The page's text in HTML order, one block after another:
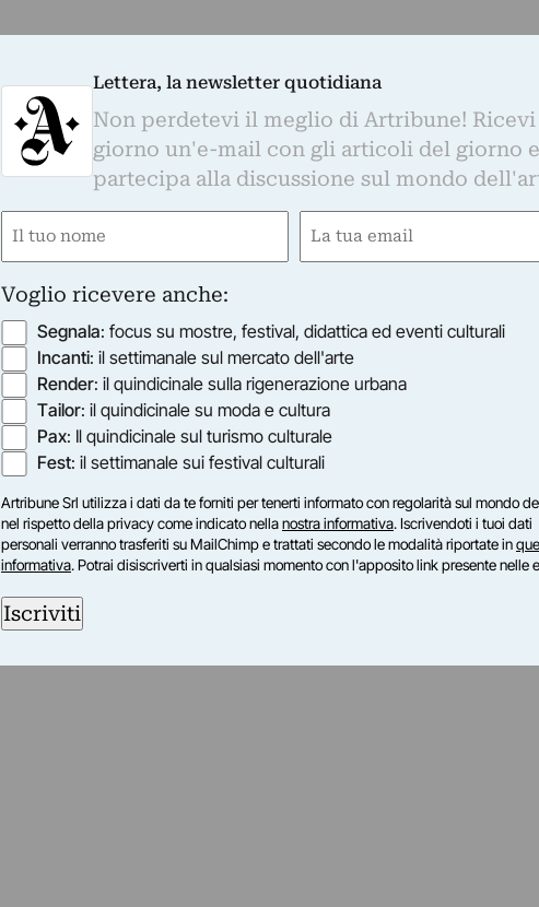
Lettera, la newsletter quotidiana
Non perdetevi il meglio di Artribune! Ricevi
giorno un'e-mail con gli articoli del giorno e
partecipa alla discussione sul mondo
Nome
Email
Voglio ricevere anche:
Segnala: focus su mostre, festival, didattica ed eventi culturali
Incanti: il settimanale sul mercato dell'arte
Render: il quindicinale sulla rigenerazione urbana
Tailor: il quindicinale su moda e cultura
Pax: Il quindicinale sul turismo culturale
Fest: il settimanale sui festival culturali
Artribune Srl utilizza i dati da te forniti per tenerti informato con regolarità sul mondo
nel rispetto della privacy come indicato nellanostra informativa. Iscrivendoti i tuoi dati
personali verranno trasferiti su MailChimp e trattati secondo le modalità riportate in
informativa. Potrai disiscriverti in qualsiasi momento con l'apposito link presente nelle
Iscriviti